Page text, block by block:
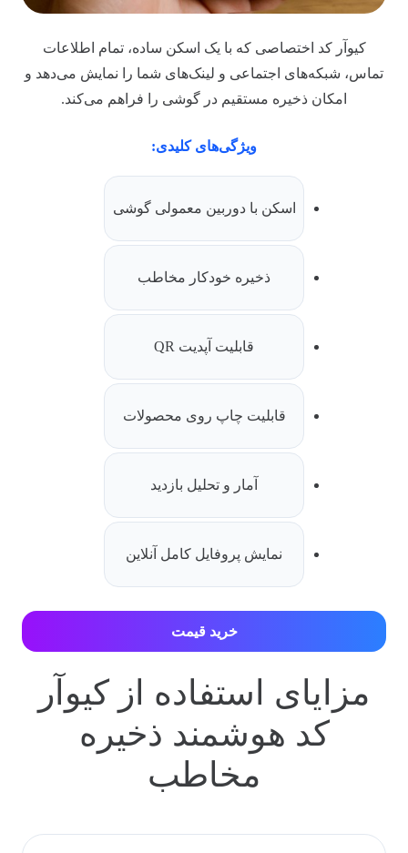
کیوآر کد اختصاصی که با یک اسکن ساده، تمام اطلاعات
تماس، شبکه‌های اجتماعی و لینک‌های شما را نمایش می‌دهد و
امکان ذخیره مستقیم در گوشی را فراهم می‌کند.
ویژگی‌های کلیدی:
اسکن با دوربین معمولی گوشی
ذخیره خودکار مخاطب
قابلیت آپدیت QR
قابلیت چاپ روی محصولات
آمار و تحلیل بازدید
نمایش پروفایل کامل آنلاین
خرید قیمت
مزایای استفاده از کیوآر
کد هوشمند ذخیره
مخاطب